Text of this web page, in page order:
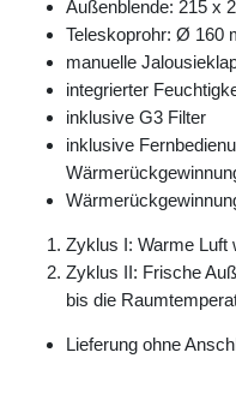
Außenblende: 215 x
Teleskoprohr: Ø 160
manuelle
integrierter
inklusive G3 Filter
inklusive
Zyklus I: Warme Luft
Zyklus II: Frische
bis die
Lieferung ohne